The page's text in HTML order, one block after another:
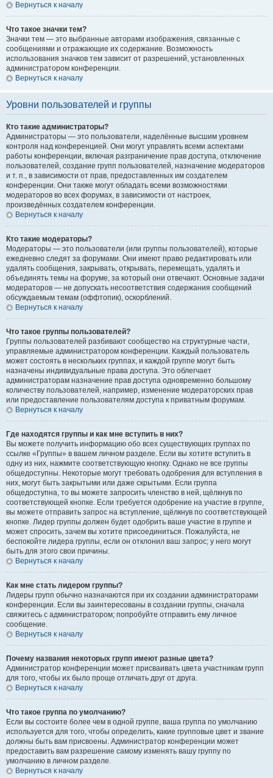
Вернуться к началу
Что такое значки тем?
Значки тем — это выбранные авторами изображения, связанные с
сообщениями и отражающие их содержание. Возможность
использования значков тем зависит от разрешений, установленных
администратором конференции.
Вернуться к началу
Уровни пользователей и группы
Кто такие администраторы?
Администраторы — это пользователи, наделённые высшим уровнем
контроля над конференцией. Они могут управлять всеми аспектами
работы конференции, включая разграничение прав доступа, отключение
пользователей, создание групп пользователей, назначение модераторов
и т. п., в зависимости от прав, предоставленных им создателем
конференции. Они также могут обладать всеми возможностями
модераторов во всех форумах, в зависимости от настроек,
произведённых создателем конференции.
Вернуться к началу
Кто такие модераторы?
Модераторы — это пользователи (или группы пользователей), которые
ежедневно следят за форумами. Они имеют право редактировать или
удалять сообщения, закрывать, открывать, перемещать, удалять и
объединять темы на форуме, за который они отвечают. Основные задачи
модераторов — не допускать несоответствия содержания сообщений
обсуждаемым темам (оффтопик), оскорблений.
Вернуться к началу
Что такое группы пользователей?
Группы пользователей разбивают сообщество на структурные части,
управляемые администратором конференции. Каждый пользователь
может состоять в нескольких группах, и каждой группе могут быть
назначены индивидуальные права доступа. Это облегчает
администраторам назначение прав доступа одновременно большому
количеству пользователей, например, изменение модераторских прав
или предоставление пользователям доступа к приватным форумам.
Вернуться к началу
Где находятся группы и как мне вступить в них?
Вы можете получить информацию обо всех существующих группах по
ссылке «Группы» в вашем личном разделе. Если вы хотите вступить в
одну из них, нажмите соответствующую кнопку. Однако не все группы
общедоступны. Некоторые могут требовать одобрения для вступления в
них, могут быть закрытыми или даже скрытыми. Если группа
общедоступна, то вы можете запросить членство в ней, щёлкнув по
соответствующей кнопке. Если требуется одобрение на участие в группе,
вы можете отправить запрос на вступление, щёлкнув по соответствующей
кнопке. Лидер группы должен будет одобрить ваше участие в группе и
может спросить, зачем вы хотите присоединиться. Пожалуйста, не
беспокойте лидера группы, если он отклонил ваш запрос; у него могут
быть для этого свои причины.
Вернуться к началу
Как мне стать лидером группы?
Лидеры групп обычно назначаются при их создании администраторами
конференции. Если вы заинтересованы в создании группы, сначала
свяжитесь с администратором; попробуйте отправить ему личное
сообщение.
Вернуться к началу
Почему названия некоторых групп имеют разные цвета?
Администратор конференции может присваивать цвета участникам групп
для того, чтобы их было проще отличать друг от друга.
Вернуться к началу
Что такое группа по умолчанию?
Если вы состоите более чем в одной группе, ваша группа по умолчанию
используется для того, чтобы определить, какие групповые цвет и звание
должны быть вам присвоены. Администратор конференции может
предоставить вам разрешение самому изменять вашу группу по
умолчанию в личном разделе.
Вернуться к началу